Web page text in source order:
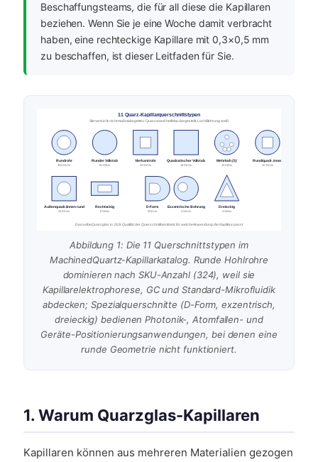
Beschaffungsteams, die für all diese die Kapillaren
beziehen. Wenn Sie je eine Woche damit verbracht
haben, eine rechteckige Kapillare mit 0,3×0,5 mm
zu beschaffen, ist dieser Leitfaden für Sie.
11 Quarz-Kapillarquerschnittstypen
Stirnansicht; nicht maßstabsgetreu: Quarzwand hellblau dargestellt, Loch/Bohrung weiß
Rundrohr
324 SKUs
Runder Vollstab
81 SKUs
Vierkantrohr
24 SKUs
Quadratischer Vollstab
18 SKUs
Mehrloch (5)
12 SKUs
Rund/quadr. innen
12 SKUs
Außen quadr./innen rund
24 SKUs
Rechteckig
9 SKUs
D-Form
3 SKUs
Exzentrische Bohrung
3 SKUs
Dreieckig
3 SKUs
Dasselbe Quarzglas in JGS-Qualität; der Querschnitt bestimmt, für welche Anwendung die Kapillare passt
Abbildung 1: Die 11 Querschnittstypen im
MachinedQuartz-Kapillarkatalog. Runde Hohlrohre
dominieren nach SKU-Anzahl (324), weil sie
Kapillarelektrophorese, GC und Standard-Mikrofluidik
abdecken; Spezialquerschnitte (D-Form, exzentrisch,
dreieckig) bedienen Photonik-, Atomfallen- und
Geräte-Positionierungsanwendungen, bei denen eine
runde Geometrie nicht funktioniert.
1. Warum Quarzglas-Kapillaren
Kapillaren können aus mehreren Materialien gezogen